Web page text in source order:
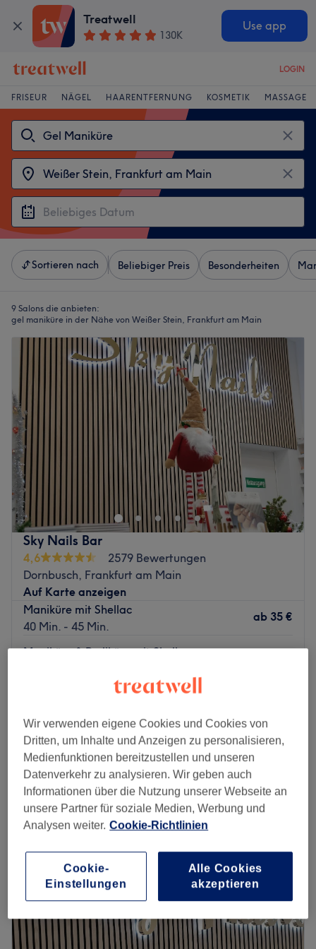
Treatwell
130K
Use app
LOGIN
FRISEUR NÄGEL HAARENTFERNUNG KOSMETIK MASSAGE
Sortieren nach Beliebiger Preis Besonderheiten
9 Salons die anbieten:
gel maniküre in der Nähe von Weißer Stein, Frankfurt am Main
Sky Nails Bar
4,6
2579 Bewertungen
Dornbusch, Frankfurt am Main
Auf Karte anzeigen
Maniküre mit Shellac
40 Min. - 45 Min.
ab 35 €
Maniküre & Pediküre mit Shellac
Fingernägel lackieren mit Shellac
Schnellansicht Saloninfos
Montag –21:00
Dienstag
08:00 –
21:00
Mittwoch
08:00
21:00
Donnerstag
08:00–
Freitag
Samstag
08:00–21:00
Sonntag
Geschlossen
Träumst du von perfekt gestylten Nägeln nach den
neuesten Trends? Und von wunderschönen, gepflegten
Händen und Füßen? Dann bist du bei Sky Nails Bar, dem
Wir verwenden eigene Cookies und Cookies von
Dritten, um Inhalte und Anzeigen zu personalisieren,
Medienfunktionen bereitzustellen und unseren
Datenverkehr zu analysieren. Wir geben auch
Informationen über die Nutzung unserer Webseite an
unsere Partner für soziale Medien, Werbung und
Analysen weiter. Cookie-Richtlinien
Cookie-
Einstellungen
Alle Cookies
akzeptieren